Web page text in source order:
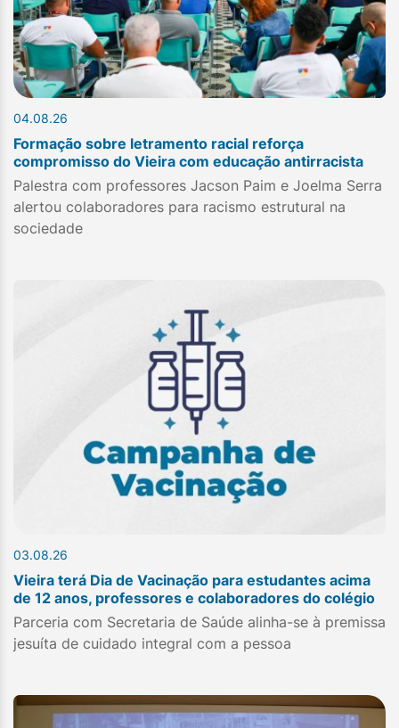
04.08.26
Formação sobre letramento racial reforça
compromisso do Vieira com educação antirracista
Palestra com professores Jacson Paim e Joelma Serra
alertou colaboradores para racismo estrutural na
sociedade
03.08.26
Vieira terá Dia de Vacinação para estudantes acima
de 12 anos, professores e colaboradores do colégio
Parceria com Secretaria de Saúde alinha-se à premissa
jesuíta de cuidado integral com a pessoa